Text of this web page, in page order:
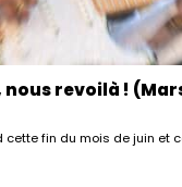
revoilà !
cette fin du mois de juin et